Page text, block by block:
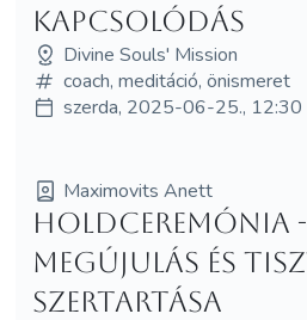
Kapcsolódás
Divine Souls' Mission
coach, meditáció, önismeret
szerda, 2025-06-25.,
Maximovits Anett
Holdceremónia -
Megújulás és
Szertartása